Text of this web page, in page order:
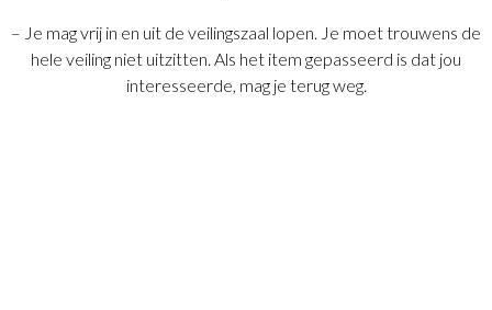
– Je mag vrij in en uit de veilingszaal lopen. Je moet trouwens de
hele veiling niet uitzitten. Als het item gepasseerd is dat jou
interesseerde, mag je terug weg.